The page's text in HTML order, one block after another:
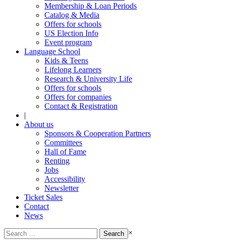
Membership & Loan Periods
Catalog & Media
Offers for schools
US Election Info
Event program
Language School
Kids & Teens
Lifelong Learners
Research & University Life
Offers for schools
Offers for companies
Contact & Registration
|
About us
Sponsors & Cooperation Partners
Committees
Hall of Fame
Renting
Jobs
Accessibility
Newsletter
Ticket Sales
Contact
News
Search
for:
×